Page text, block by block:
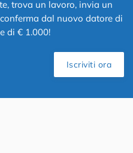
trova un lavoro, invia un
dal nuovo datore di
di € 1.000!
Iscriviti ora